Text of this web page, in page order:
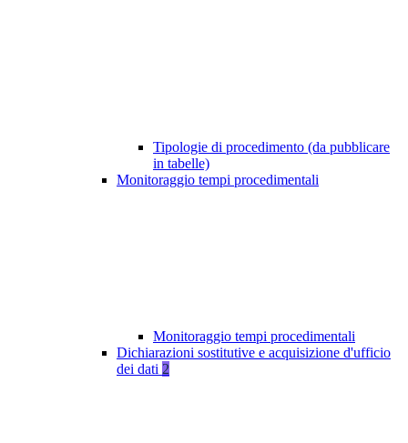
Tipologie di procedimento (da pubblicare
in tabelle)
Monitoraggio tempi procedimentali
Monitoraggio tempi procedimentali
Dichiarazioni sostitutive e acquisizione d'ufficio
dei dati 2